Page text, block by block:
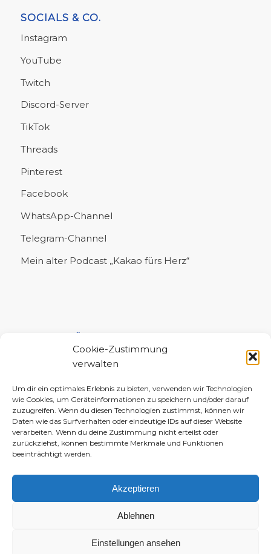
Cookie-Zustimmung
verwalten
Um dir ein optimales Erlebnis zu bieten, verwenden wir Technologien
wie Cookies, um Geräteinformationen zu speichern und/oder darauf
zuzugreifen. Wenn du diesen Technologien zustimmst, können wir
Daten wie das Surfverhalten oder eindeutige IDs auf dieser Website
verarbeiten. Wenn du deine Zustimmung nicht erteilst oder
zurückziehst, können bestimmte Merkmale und Funktionen
beeinträchtigt werden.
Akzeptieren
Ablehnen
Einstellungen ansehen
SOCIALS & CO.
Instagram
YouTube
Twitch
Discord-Server
TikTok
Threads
Pinterest
Facebook
WhatsApp-Channel
Telegram-Channel
Mein alter Podcast „Kakao fürs Herz“
© 2010–2026 Daniela-Marlin Jakobi (ewiglichtkind | The Fabulous Diary)